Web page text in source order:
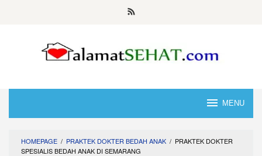
MENU
HOMEPAGE / PRAKTEK DOKTER BEDAH ANAK / PRAKTEK DOKTER
SPESIALIS BEDAH ANAK DI SEMARANG